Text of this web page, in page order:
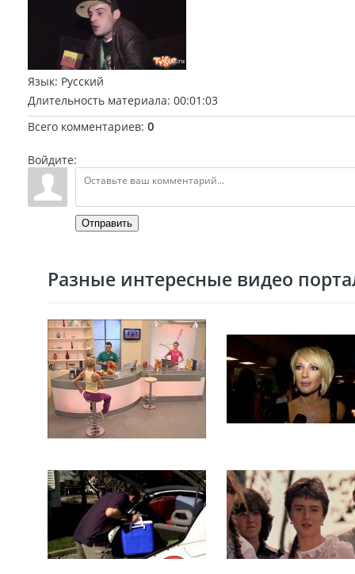
Язык: Русский
Длительность материала: 00:01:03
Всего комментариев: 0
Войдите:
Отправить
Разные интересные видео